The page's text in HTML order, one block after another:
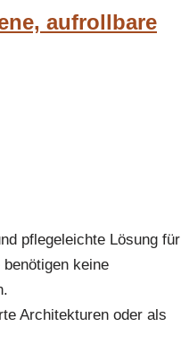
aufrollbare
pflegeleichte Lösung für
keine
Architekturen oder als